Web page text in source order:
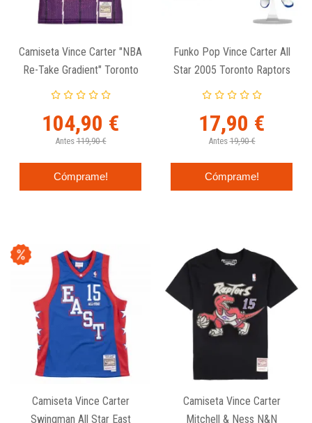
Camiseta Vince Carter "NBA
Re-Take Gradient" Toronto
Raptors De Mitchell And
104,90 €
Antes 119,90 €
Cómprame!
Funko Pop Vince Carter All
Star 2005 Toronto Raptors
162
17,90 €
Antes 19,90 €
Cómprame!
Camiseta Vince Carter
Swingman All Star East
Camiseta Vince Carter
Mitchell & Ness N&N